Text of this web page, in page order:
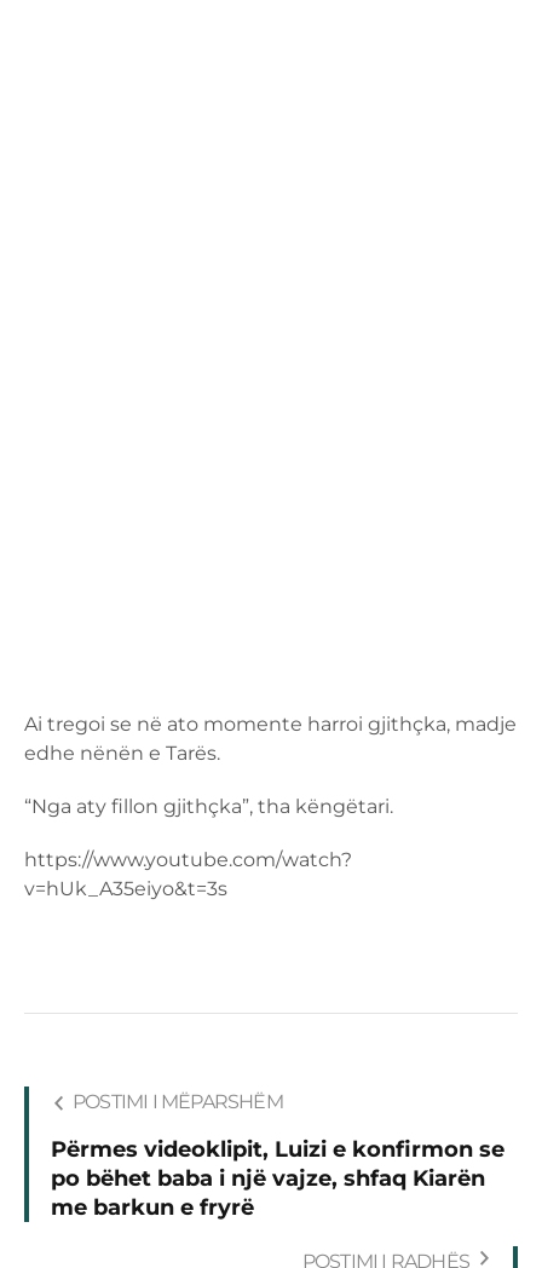
Ai tregoi se në ato momente harroi gjithçka, madje
edhe nënën e Tarës.
“Nga aty fillon gjithçka”, tha këngëtari.
https://www.youtube.com/watch?
v=hUk_A35eiyo&t=3s
POSTIMI I MËPARSHËM
Përmes videoklipit, Luizi e konfirmon se
po bëhet baba i një vajze, shfaq Kiarën
me barkun e fryrë
POSTIMI I RADHËS